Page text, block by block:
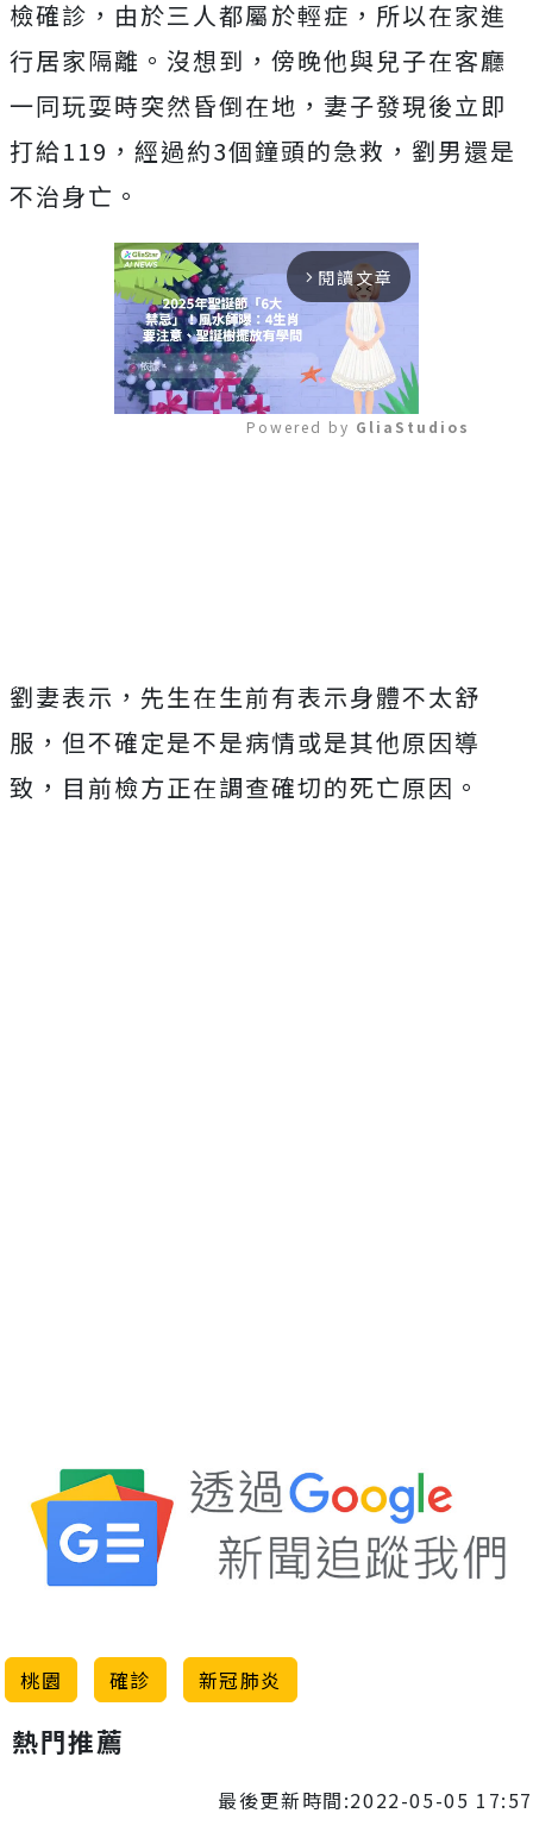
檢確診，由於三人都屬於輕症，所以在家進
行居家隔離。沒想到，傍晚他與兒子在客廳
一同玩耍時突然昏倒在地，妻子發現後立即
打給119，經過約3個鐘頭的急救，劉男還是
不治身亡。
arrow_forward_ios 閱讀文章
Powered by GliaStudios
劉妻表示，先生在生前有表示身體不太舒
服，但不確定是不是病情或是其他原因導
致，目前檢方正在調查確切的死亡原因。
桃園 確診 新冠肺炎
熱門推薦
最後更新時間:2022-05-05 17:57